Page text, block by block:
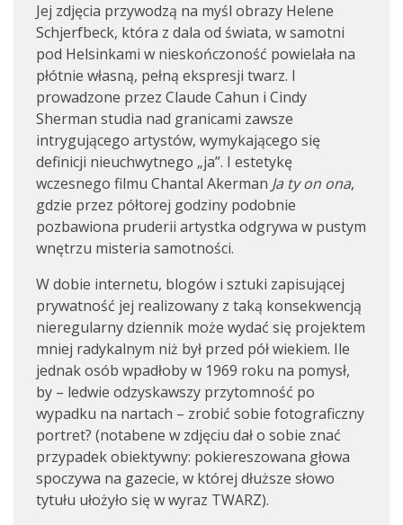
Jej zdjęcia przywodzą na myśl obrazy Helene
Schjerfbeck, która z dala od świata, w samotni
pod Helsinkami w nieskończoność powielała na
płótnie własną, pełną ekspresji twarz. I
prowadzone przez Claude Cahun i Cindy
Sherman studia nad granicami zawsze
intrygującego artystów, wymykającego się
definicji nieuchwytnego „ja”. I estetykę
wczesnego filmu Chantal Akerman Ja ty on ona,
gdzie przez półtorej godziny podobnie
pozbawiona pruderii artystka odgrywa w pustym
wnętrzu misteria samotności.
W dobie internetu, blogów i sztuki zapisującej
prywatność jej realizowany z taką konsekwencją
nieregularny dziennik może wydać się projektem
mniej radykalnym niż był przed pół wiekiem. Ile
jednak osób wpadłoby w 1969 roku na pomysł,
by – ledwie odzyskawszy przytomność po
wypadku na nartach – zrobić sobie fotograficzny
portret? (notabene w zdjęciu dał o sobie znać
przypadek obiektywny: pokiereszowana głowa
spoczywa na gazecie, w której dłuższe słowo
tytułu ułożyło się w wyraz TWARZ).